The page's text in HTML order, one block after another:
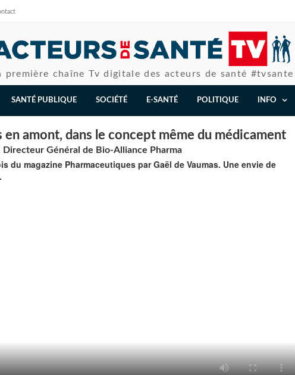
première chaîne Tv digitale des acteurs de santé #tvsante
SANTÉ PUBLIQUE SOCIÉTÉ E-SANTÉ POLITIQUE INFO
en amont, dans le concept même du médicament
Directeur Général de Bio-Alliance Pharma
du magazine Pharmaceutiques par Gaël de Vaumas. Une envie de